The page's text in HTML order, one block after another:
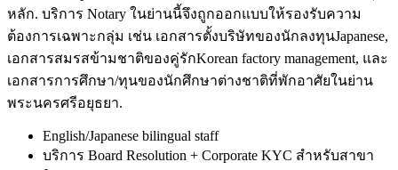
หลัก. บริการ Notary ในย่านนี้จึงถูกออกแบบให้รองรับความ
ต้องการเฉพาะกลุ่ม เช่น เอกสารตั้งบริษัทของนักลงทุนJapanese,
เอกสารสมรสข้ามชาติของคู่รักKorean factory management, และ
เอกสารการศึกษา/ทุนของนักศึกษาต่างชาติที่พักอาศัยในย่าน
พระนครศรีอยุธยา.
English/Japanese bilingual staff
บริการ Board Resolution + Corporate KYC สำหรับสาขา